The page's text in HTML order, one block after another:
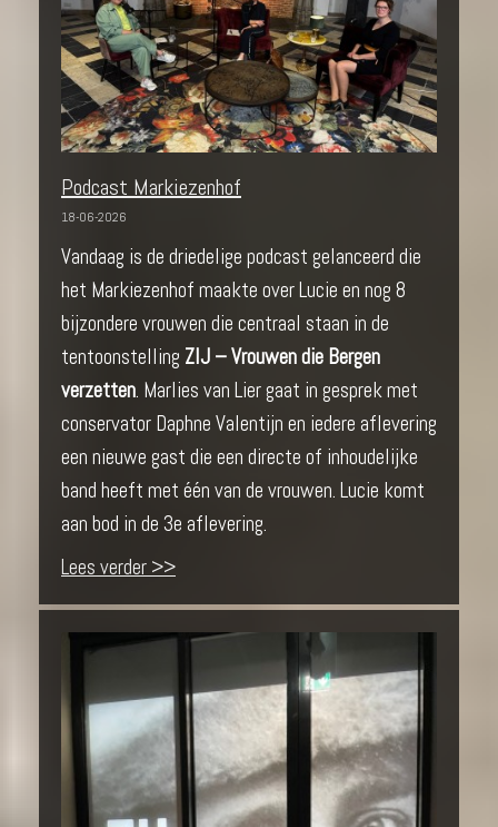
Podcast Markiezenhof
18-06-2026
Vandaag is de driedelige podcast gelanceerd die
het Markiezenhof maakte over Lucie en nog 8
bijzondere vrouwen die centraal staan in de
tentoonstelling ZIJ – Vrouwen die Bergen
verzetten. Marlies van Lier gaat in gesprek met
conservator Daphne Valentijn en iedere aflevering
een nieuwe gast die een directe of inhoudelijke
band heeft met één van de vrouwen. Lucie komt
aan bod in de 3e aflevering.
Lees verder >>